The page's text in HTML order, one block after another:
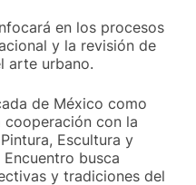
en los procesos
y la revisión de
arte urbano.
de México como
con la
Escultura y
Encuentro busca
y tradiciones del